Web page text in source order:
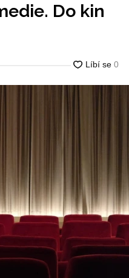
Do kin